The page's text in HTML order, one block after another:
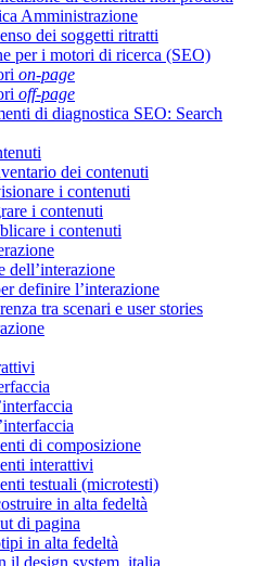
Amministrazione
dei soggetti ritratti
per i motori di ricerca (SEO)
on-page
off-page
di diagnostica SEO: Search
dei contenuti
i contenuti
i contenuti
i contenuti
dell’interazione
definire l’interazione
tra scenari e user stories
di composizione
interattivi
testuali (microtesti)
in alta fedeltà
di pagina
in alta fedeltà
il design system .italia